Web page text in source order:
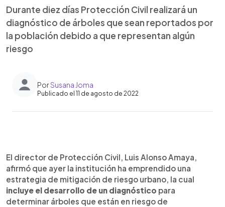
Durante diez días Protección Civil realizará un
diagnóstico de árboles que sean reportados por
la población debido a que representan algún
riesgo
PorSusana Joma
Publicado el 11 de agosto de 2022
► Escuchar artículo
El director de Protección Civil, Luis Alonso Amaya,
afirmó que ayer la institución ha emprendido una
estrategia de mitigación de riesgo urbano, la cual
incluye el desarrollo de un diagnóstico para
determinar árboles que están en riesgo de